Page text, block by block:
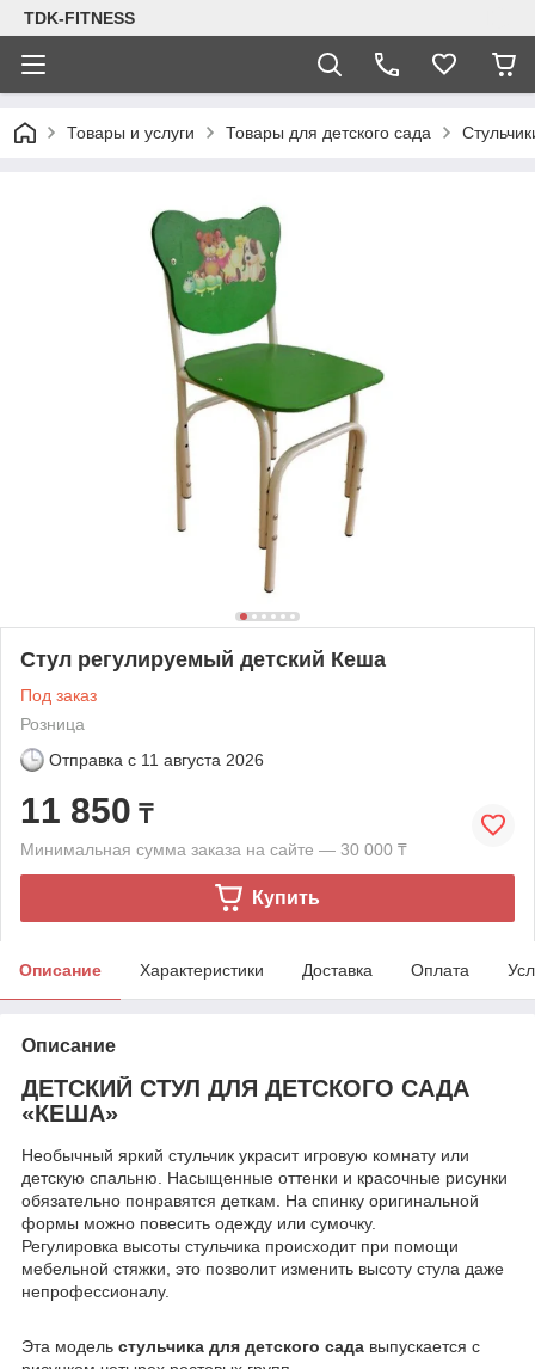
TDK-FITNESS
Товары и услуги Товары для детского сада
Стул регулируемый детский Кеша
Под заказ
Розница
Отправка с 11 августа 2026
11 850 ₸
Минимальная сумма заказа на сайте — 30 000 ₸
Купить
Описание Характеристики Доставка Оплата
Описание
ДЕТСКИЙ СТУЛ ДЛЯ ДЕТСКОГО САДА
«КЕША»
Необычный яркий стульчик украсит игровую комнату или
детскую спальню. Насыщенные оттенки и красочные рисунки
обязательно понравятся деткам. На спинку оригинальной
формы можно повесить одежду или сумочку.
Регулировка высоты стульчика происходит при помощи
мебельной стяжки, это позволит изменить высоту стула даже
непрофессионалу.
Эта модель стульчика для детского сада выпускается с